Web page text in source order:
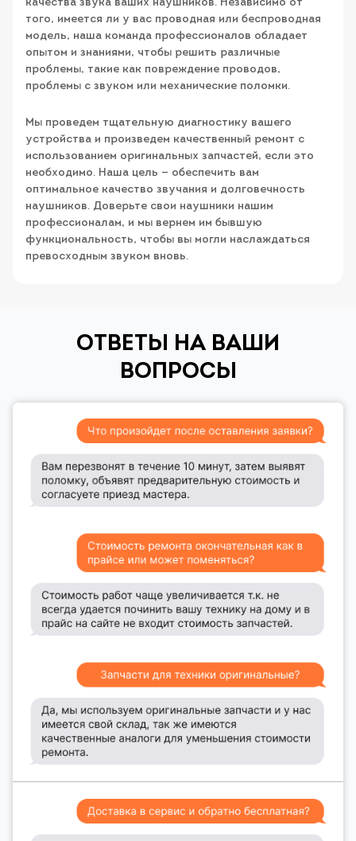
качества звука ваших наушников. Независимо от
того, имеется ли у вас проводная или беспроводная
модель, наша команда профессионалов обладает
опытом и знаниями, чтобы решить различные
проблемы, такие как повреждение проводов,
проблемы с звуком или механические поломки.
Мы проведем тщательную диагностику вашего
устройства и произведем качественный ремонт с
использованием оригинальных запчастей, если это
необходимо. Наша цель — обеспечить вам
оптимальное качество звучания и долговечность
наушников. Доверьте свои наушники нашим
профессионалам, и мы вернем им бывшую
функциональность, чтобы вы могли наслаждаться
превосходным звуком вновь.
ОТВЕТЫ НА ВАШИ
ВОПРОСЫ